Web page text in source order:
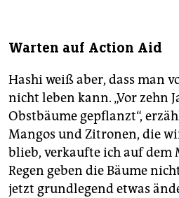
Warten auf Action Aid
Hashi weiß aber, dass man
nicht leben kann. „Vor zehn
Obstbäume gepflanzt“,
Mangos und Zitronen, die
blieb, verkaufte ich auf dem
Regen geben die Bäume
jetzt grundlegend etwas